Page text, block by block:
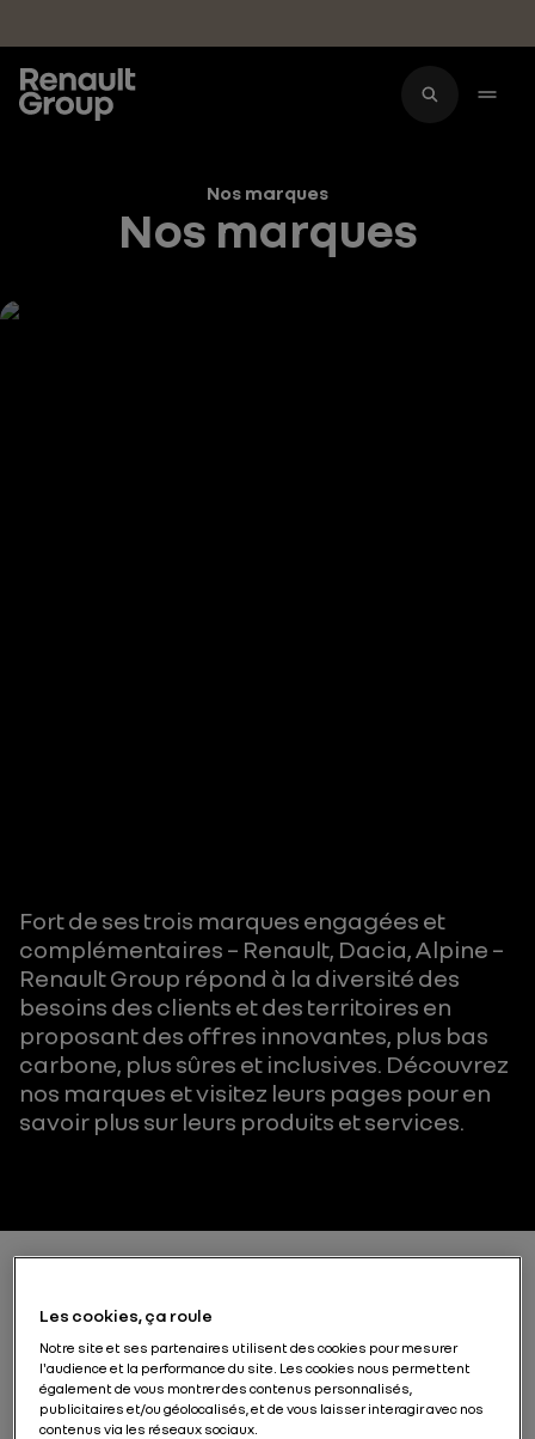
Nos marques
Nos marques
Fort de ses trois marques engagées et
complémentaires – Renault, Dacia, Alpine –
Renault Group répond à la diversité des
besoins des clients et des territoires en
proposant des offres innovantes, plus bas
carbone, plus sûres et inclusives. Découvrez
nos marques et visitez leurs pages pour en
savoir plus sur leurs produits et services.
Les cookies, ça roule
Notre site et ses partenaires utilisent des cookies pour mesurer
l'audience et la performance du site. Les cookies nous permettent
également de vous montrer des contenus personnalisés,
publicitaires et/ou géolocalisés, et de vous laisser interagir avec nos
contenus via les réseaux sociaux.